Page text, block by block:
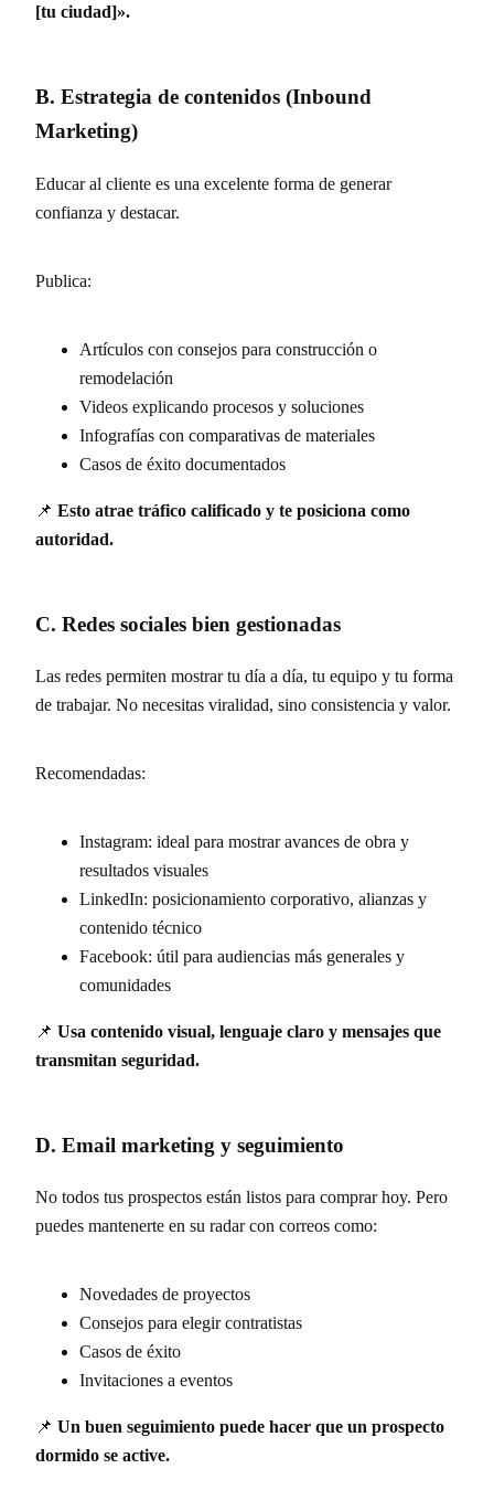
[tu ciudad]».
B. Estrategia de contenidos (Inbound
Marketing)
Educar al cliente es una excelente forma de generar
confianza y destacar.
Publica:
Artículos con consejos para construcción o
remodelación
Videos explicando procesos y soluciones
Infografías con comparativas de materiales
Casos de éxito documentados
📌 Esto atrae tráfico calificado y te posiciona como
autoridad.
C. Redes sociales bien gestionadas
Las redes permiten mostrar tu día a día, tu equipo y tu forma
de trabajar. No necesitas viralidad, sino consistencia y valor.
Recomendadas:
Instagram: ideal para mostrar avances de obra y
resultados visuales
LinkedIn: posicionamiento corporativo, alianzas y
contenido técnico
Facebook: útil para audiencias más generales y
comunidades
📌 Usa contenido visual, lenguaje claro y mensajes que
transmitan seguridad.
D. Email marketing y seguimiento
No todos tus prospectos están listos para comprar hoy. Pero
puedes mantenerte en su radar con correos como:
Novedades de proyectos
Consejos para elegir contratistas
Casos de éxito
Invitaciones a eventos
📌 Un buen seguimiento puede hacer que un prospecto
dormido se active.